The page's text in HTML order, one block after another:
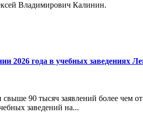
Владимирович Калинин.
2026 года в учебных заведениях
90 тысяч заявлений более чем от
заведений на...